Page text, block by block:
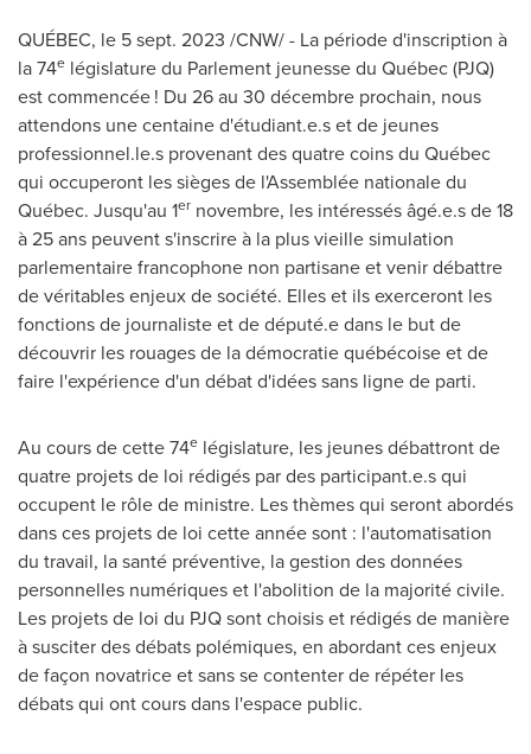
QUÉBEC, le 5 sept. 2023 /CNW/ - La période d'inscription à
la 74e législature du Parlement jeunesse du Québec (PJQ)
est commencée ! Du 26 au 30 décembre prochain, nous
attendons une centaine d'étudiant.e.s et de jeunes
professionnel.le.s provenant des quatre coins du Québec
qui occuperont les sièges de l'Assemblée nationale du
Québec. Jusqu'au 1er novembre, les intéressés âgé.e.s de 18
à 25 ans peuvent s'inscrire à la plus vieille simulation
parlementaire francophone non partisane et venir débattre
de véritables enjeux de société. Elles et ils exerceront les
fonctions de journaliste et de député.e dans le but de
découvrir les rouages de la démocratie québécoise et de
faire l'expérience d'un débat d'idées sans ligne de parti.
Au cours de cette 74e législature, les jeunes débattront de
quatre projets de loi rédigés par des participant.e.s qui
occupent le rôle de ministre. Les thèmes qui seront abordés
dans ces projets de loi cette année sont : l'automatisation
du travail, la santé préventive, la gestion des données
personnelles numériques et l'abolition de la majorité civile.
Les projets de loi du PJQ sont choisis et rédigés de manière
à susciter des débats polémiques, en abordant ces enjeux
de façon novatrice et sans se contenter de répéter les
débats qui ont cours dans l'espace public.